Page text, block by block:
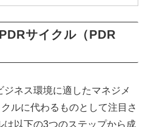
サイクル（PDR
ジネス環境に適したマネジメ
ルに代わるものとして注目さ
以下の3つのステップから成